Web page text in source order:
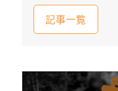
記事一覧